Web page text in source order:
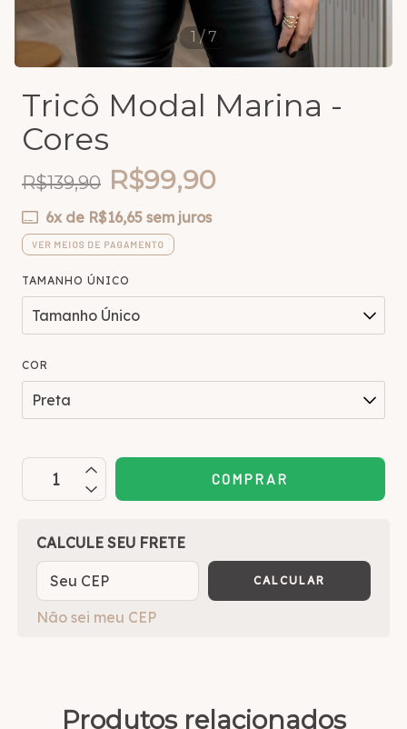
1/7
Tricô Modal Marina -
Cores
R$139,90 R$99,90
6x de R$16,65 sem juros
VER MEIOS DE PAGAMENTO
TAMANHO ÚNICO
COR
OPÇÕES DE FRETE
CALCULE SEU FRETE
CALCULAR
Não sei meu CEP
Produtos relacionados